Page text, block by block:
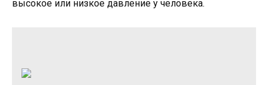
высокое или низкое давление у человека.